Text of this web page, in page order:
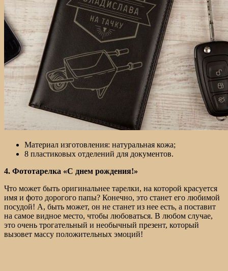
Материал изготовления: натуральная кожа;
8 пластиковых отделений для документов.
4. Фототарелка «С днем рождения!»
Что может быть оригинальнее тарелки, на которой красуется
имя и фото дорогого папы? Конечно, это станет его любимой
посудой! А, быть может, он не станет из нее есть, а поставит
на самое видное место, чтобы любоваться. В любом случае,
это очень трогательный и необычный презент, который
вызовет массу положительных эмоций!